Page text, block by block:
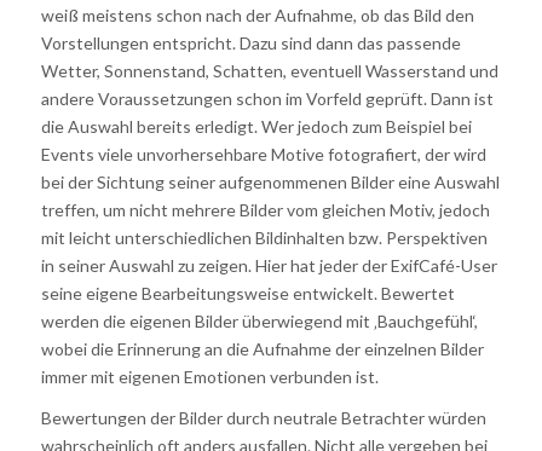
weiß meistens schon nach der Aufnahme, ob das Bild den
Vorstellungen entspricht. Dazu sind dann das passende
Wetter, Sonnenstand, Schatten, eventuell Wasserstand und
andere Voraussetzungen schon im Vorfeld geprüft. Dann ist
die Auswahl bereits erledigt. Wer jedoch zum Beispiel bei
Events viele unvorhersehbare Motive fotografiert, der wird
bei der Sichtung seiner aufgenommenen Bilder eine Auswahl
treffen, um nicht mehrere Bilder vom gleichen Motiv, jedoch
mit leicht unterschiedlichen Bildinhalten bzw. Perspektiven
in seiner Auswahl zu zeigen. Hier hat jeder der ExifCafé-User
seine eigene Bearbeitungsweise entwickelt. Bewertet
werden die eigenen Bilder überwiegend mit ‚Bauchgefühl‘,
wobei die Erinnerung an die Aufnahme der einzelnen Bilder
immer mit eigenen Emotionen verbunden ist.
Bewertungen der Bilder durch neutrale Betrachter würden
wahrscheinlich oft anders ausfallen. Nicht alle vergeben bei